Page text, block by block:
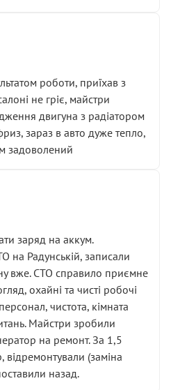
роботи, приїхав з
не гріє, майстри
двигуна з радіатором
зараз в авто дуже тепло,
задоволений
заряд на аккум.
на Радунській, записали
вже. СТО справило приємне
охайні та чисті робочі
чистота, кімната
Майстри зробили
на ремонт. За 1,5
(заміна
назад.